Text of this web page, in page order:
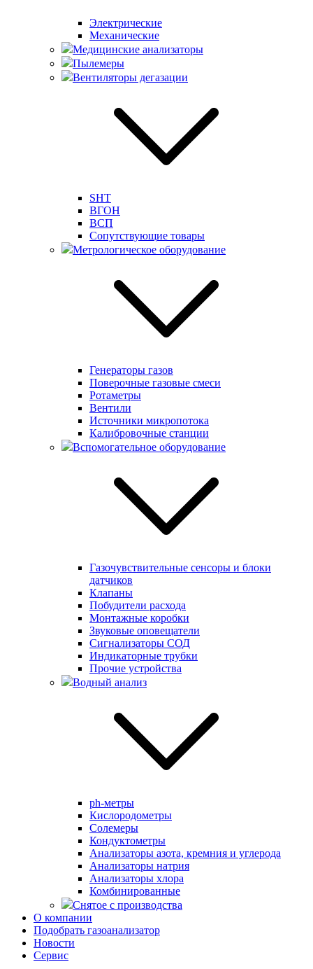
Электрические
Механические
Медицинские анализаторы
Пылемеры
Вентиляторы дегазации
SHT
ВГОН
ВСП
Сопутствующие товары
Метрологическое оборудование
Генераторы газов
Поверочные газовые смеси
Ротаметры
Вентили
Источники микропотока
Калибровочные станции
Вспомогательное оборудование
Газочувствительные сенсоры и блоки
датчиков
Клапаны
Побудители расхода
Монтажные коробки
Звуковые оповещатели
Сигнализаторы СОД
Индикаторные трубки
Прочие устройства
Водный анализ
ph-метры
Кислородометры
Солемеры
Кондуктометры
Анализаторы азота, кремния и углерода
Анализаторы натрия
Анализаторы хлора
Комбинированные
Снятое с производства
О компании
Подобрать газоанализатор
Новости
Сервис